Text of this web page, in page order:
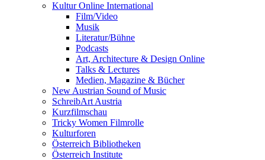
Kultur Online International
Film/Video
Musik
Literatur/Bühne
Podcasts
Art, Architecture & Design Online
Talks & Lectures
Medien, Magazine & Bücher
New Austrian Sound of Music
SchreibArt Austria
Kurzfilmschau
Tricky Women Filmrolle
Kulturforen
Österreich Bibliotheken
Österreich Institute